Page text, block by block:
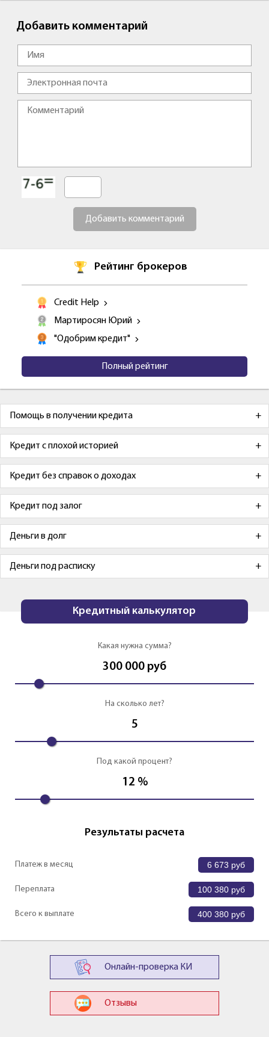
Добавить комментарий
Добавить комментарий
Рейтинг брокеров
Credit Help
Мартиросян Юрий
"Одобрим кредит"
Полный рейтинг
Помощь в получении кредита
Кредит с плохой историей
Кредит без справок о доходах
Кредит под залог
Деньги в долг
Деньги под расписку
Кредитный калькулятор
Какая нужна сумма?
300 000 руб
На сколько лет?
5
Под какой процент?
12 %
Результаты расчета
Платеж в месяц 6 673 руб
Переплата 100 380 руб
Всего к выплате 400 380 руб
Онлайн-проверка КИ
Отзывы